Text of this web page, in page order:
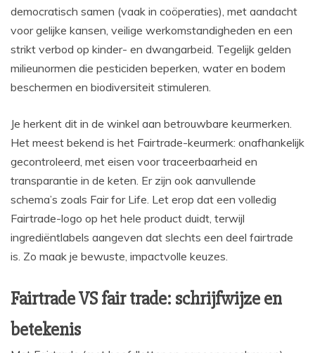
democratisch samen (vaak in coöperaties), met aandacht
voor gelijke kansen, veilige werkomstandigheden en een
strikt verbod op kinder- en dwangarbeid. Tegelijk gelden
milieunormen die pesticiden beperken, water en bodem
beschermen en biodiversiteit stimuleren.
Je herkent dit in de winkel aan betrouwbare keurmerken.
Het meest bekend is het Fairtrade-keurmerk: onafhankelijk
gecontroleerd, met eisen voor traceerbaarheid en
transparantie in de keten. Er zijn ook aanvullende
schema’s zoals Fair for Life. Let erop dat een volledig
Fairtrade-logo op het hele product duidt, terwijl
ingrediëntlabels aangeven dat slechts een deel fairtrade
is. Zo maak je bewuste, impactvolle keuzes.
Fairtrade VS fair trade: schrijfwijze en
betekenis